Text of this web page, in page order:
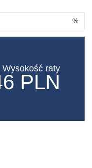
%
Wysokość raty
PLN